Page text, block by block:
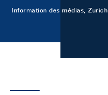
Information des médias, Zurich